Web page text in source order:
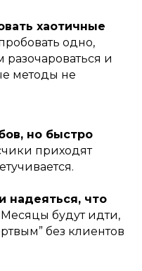
хаотичные
одно,
разочароваться и
методы не
но быстро
приходят
надеяться, что
Месяцы будут идти,
без клиентов